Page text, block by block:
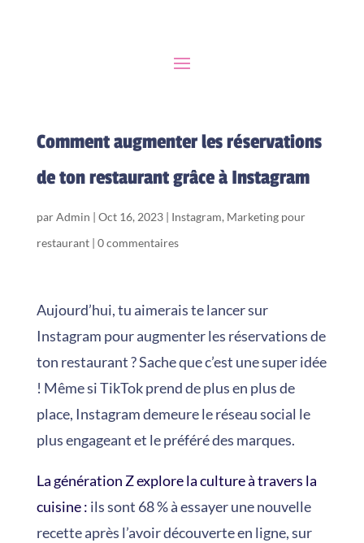
Comment augmenter les réservations
de ton restaurant grâce à Instagram
parAdmin | Oct 16, 2023| Instagram, Marketing pour
restaurant| 0 commentaires
Aujourd’hui, tu aimerais te lancer sur
Instagram pour augmenter les réservations de
ton restaurant ? Sache que c’est une super idée
! Même si TikTok prend de plus en plus de
place, Instagram demeure le réseau social le
plus engageant et le préféré des marques.
La génération Z explore la culture à travers la
cuisine : ils sont 68 % à essayer une nouvelle
recette après l’avoir découverte en ligne, sur